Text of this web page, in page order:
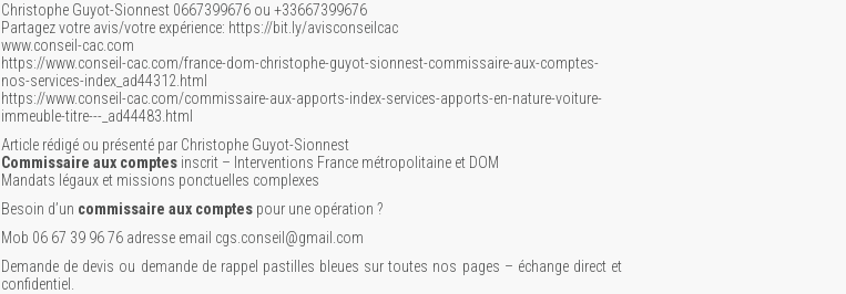
Christophe Guyot-Sionnest 0667399676 ou +33667399676
Partagez votre avis/votre expérience: https://bit.ly/avisconseilcac
www.conseil-cac.com
https://www.conseil-cac.com/france-dom-christophe-guyot-sionnest-commissaire-aux-comptes-
nos-services-index_ad44312.html
https://www.conseil-cac.com/commissaire-aux-apports-index-services-apports-en-nature-voiture-
immeuble-titre---_ad44483.html
Article rédigé ou présenté par Christophe Guyot-Sionnest
Commissaire aux comptes inscrit – Interventions France métropolitaine et DOM
Mandats légaux et missions ponctuelles complexes
Besoin d’un commissaire aux comptes pour une opération ?
Mob 06 67 39 96 76 adresse email cgs.conseil@gmail.com
Demande de devis ou demande de rappel pastilles bleues sur toutes nos pages – échange direct et
confidentiel.